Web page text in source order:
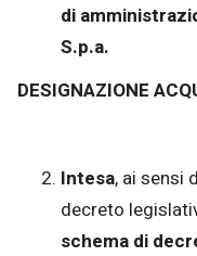
di
S.p.a.
DESIGNAZIONE
Intesa, ai sensi
decreto
schema di